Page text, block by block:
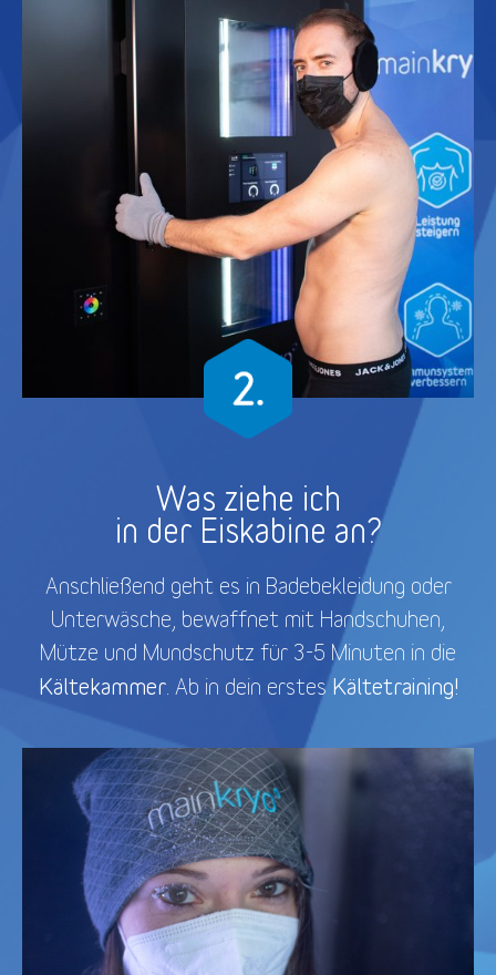
Was ziehe ich
in der Eiskabine an?
Anschließend geht es in Badebekleidung oder
Unterwäsche, bewaffnet mit Handschuhen,
Mütze und Mundschutz für 3-5 Minuten in die
Kältekammer. Ab in dein erstesKältetraining!